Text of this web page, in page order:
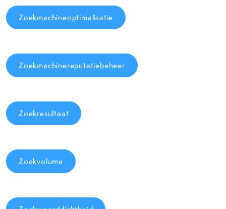
Zoekmachineoptimalisatie
Zoekmachinereputatiebeheer
Zoekresultaat
Zoekvolume